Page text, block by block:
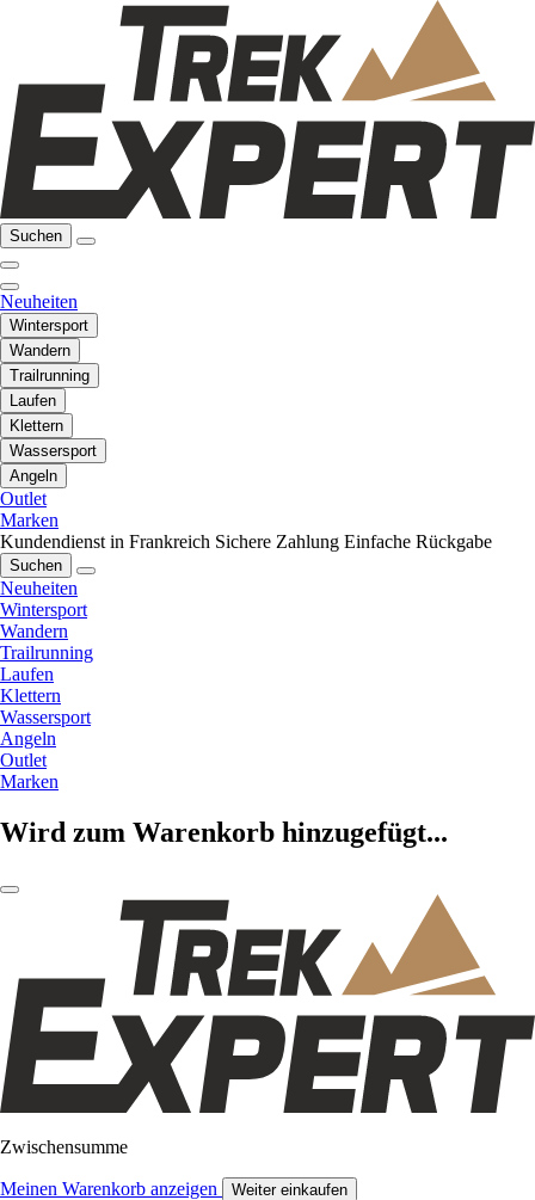
Suchen
Neuheiten
Wintersport
Wandern
Trailrunning
Laufen
Klettern
Wassersport
Angeln
Outlet
Marken
Kundendienst in Frankreich Sichere Zahlung Einfache Rückgabe
Suchen
Neuheiten
Wintersport
Wandern
Trailrunning
Laufen
Klettern
Wassersport
Angeln
Outlet
Marken
Wird zum Warenkorb hinzugefügt...
Zwischensumme
Meinen Warenkorb anzeigen Weiter einkaufen